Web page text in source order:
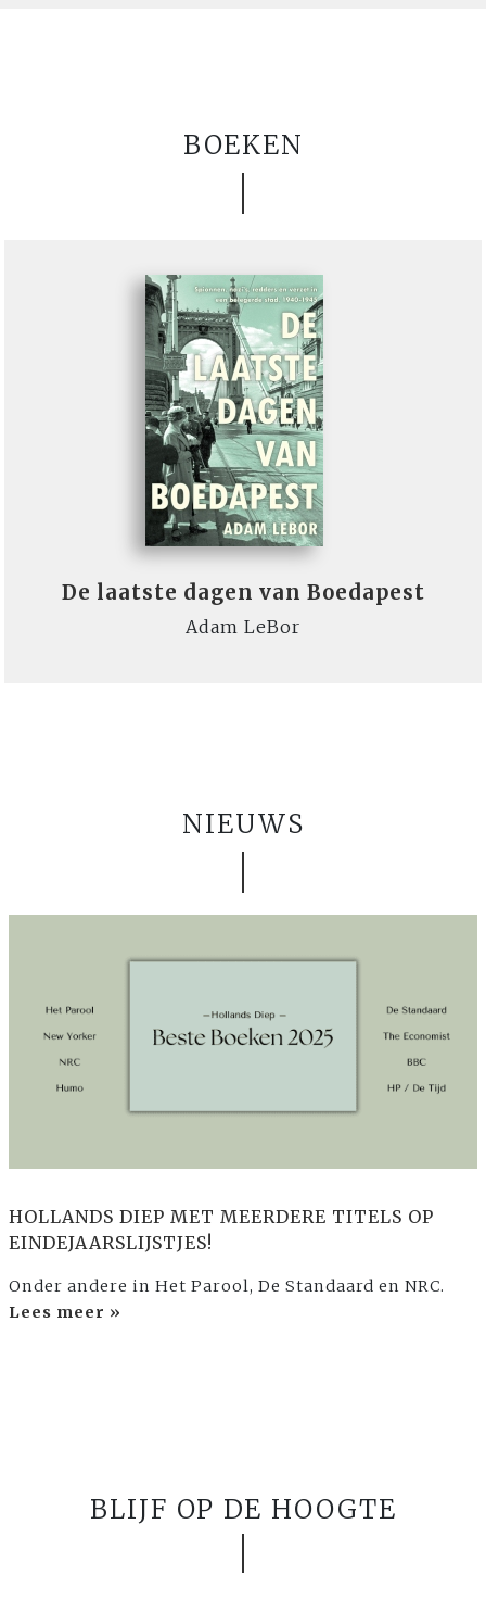
BOEKEN
De laatste dagen van Boedapest
Adam LeBor
NIEUWS
HOLLANDS DIEP MET MEERDERE TITELS OP
EINDEJAARSLIJSTJES!
Onder andere in Het Parool, De Standaard en NRC.
Lees meer »
BLIJF OP DE HOOGTE